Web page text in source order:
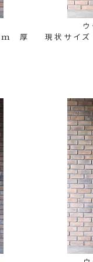
厚
現状サイ